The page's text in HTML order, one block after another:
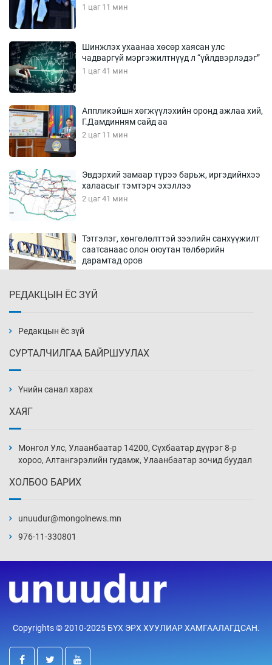
1 цаг 11 мин
Шинжлэх ухаанаа хөсөр хаясан улс
чадваргүй мэргэжилтнүүд л “үйлдвэрлэдэг”
1 цаг 41 мин
Аппликэйшн хөгжүүлэхийн оронд ажлаа хий,
Г.Дамдинням сайд аа
2 цаг 11 мин
Эвдэрхий замаар түрээ барьж, иргэдийнхээ
халаасыг тэмтэрч эхэллээ
2 цаг 41 мин
Тэтгэлэг, хөнгөлөлттэй зээлийн санхүүжилт
саатсанаас олон оюутан төлбөрийн
дарамтад оров
18 цаг 41 мин
19 цаг 11 мин
19 цаг 41 мин
19 цаг 41 мин
20 цаг 11 мин
буурсангүй
20 цаг 41 мин
РЕДАКЦЫН ЁС ЗҮЙ
Редакцын ёс зүй
СУРТАЛЧИЛГАА БАЙРШУУЛАХ
Үнийн санал харах
ХАЯГ
Монгол Улс, Улаанбаатар 14200, Сүхбаатар дүүрэг 8-р
хороо, Алтангэрэлийн гудамж, Улаанбаатар зочид буудал
ХОЛБОО БАРИХ
unuudur@mongolnews.mn
976-11-330801
Copyrights © 2010-2025 БҮХ ЭРХ ХУУЛИАР ХАМГААЛАГДСАН.